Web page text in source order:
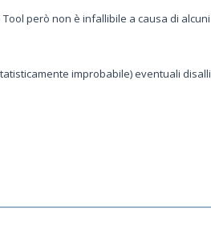
però non è infallibile a causa di alcuni
improbabile) eventuali